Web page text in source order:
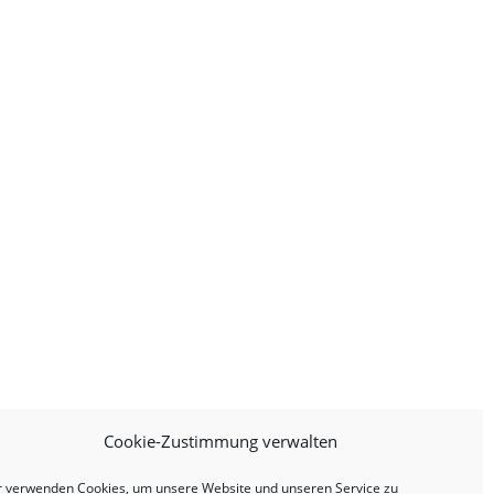
Cookie-Zustimmung verwalten
verwenden Cookies, um unsere Website und unseren Service zu